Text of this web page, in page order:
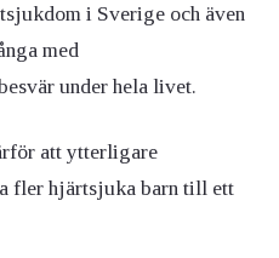
i Sverige och även
med
under hela livet.
att ytterligare
fler hjärtsjuka barn till ett